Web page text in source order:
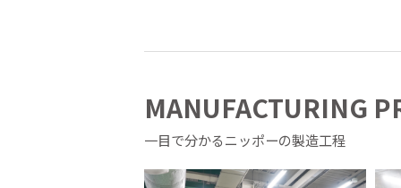
MANUFACTURING
一目で分かるニッポーの製造工程